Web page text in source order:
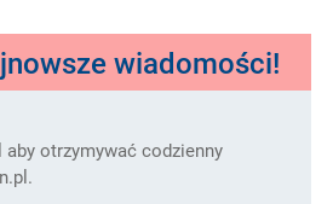
wiadomości!
aby otrzymywać codzienny